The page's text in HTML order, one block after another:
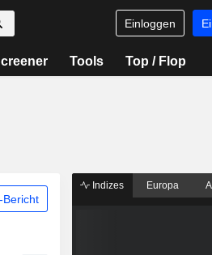
Einloggen
Tools Top / Flop
Bericht
Indizes Europa